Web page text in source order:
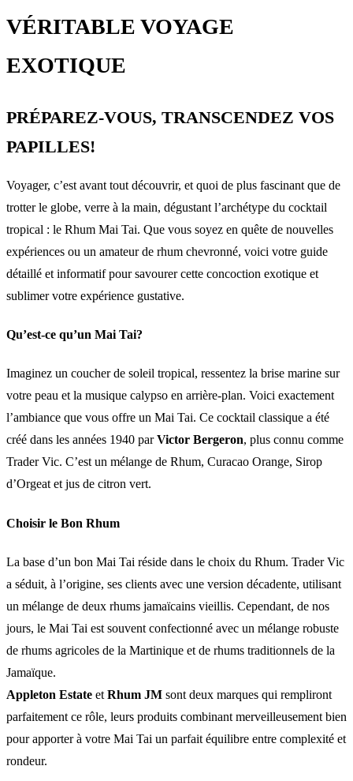
VÉRITABLE VOYAGE
EXOTIQUE
PRÉPAREZ-VOUS, TRANSCENDEZ VOS
PAPILLES!
Voyager, c’est avant tout découvrir, et quoi de plus fascinant que de
trotter le globe, verre à la main, dégustant l’archétype du cocktail
tropical : le Rhum Mai Tai. Que vous soyez en quête de nouvelles
expériences ou un amateur de rhum chevronné, voici votre guide
détaillé et informatif pour savourer cette concoction exotique et
sublimer votre expérience gustative.
Qu’est-ce qu’un Mai Tai?
Imaginez un coucher de soleil tropical, ressentez la brise marine sur
votre peau et la musique calypso en arrière-plan. Voici exactement
l’ambiance que vous offre un Mai Tai. Ce cocktail classique a été
créé dans les années 1940 parVictor Bergeron, plus connu comme
Trader Vic. C’est un mélange de Rhum, Curacao Orange, Sirop
d’Orgeat et jus de citron vert.
Choisir le Bon Rhum
La base d’un bon Mai Tai réside dans le choix du Rhum. Trader Vic
a séduit, à l’origine, ses clients avec une version décadente, utilisant
un mélange de deux rhums jamaïcains vieillis. Cependant, de nos
jours, le Mai Tai est souvent confectionné avec un mélange robuste
de rhums agricoles de la Martinique et de rhums traditionnels de la
Jamaïque.
Appleton Estate et Rhum JM sont deux marques qui rempliront
parfaitement ce rôle, leurs produits combinant merveilleusement bien
pour apporter à votre Mai Tai un parfait équilibre entre complexité et
rondeur.